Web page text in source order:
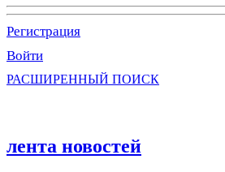
Регистрация
Войти
РАСШИРЕННЫЙ ПОИСК
лента новостей